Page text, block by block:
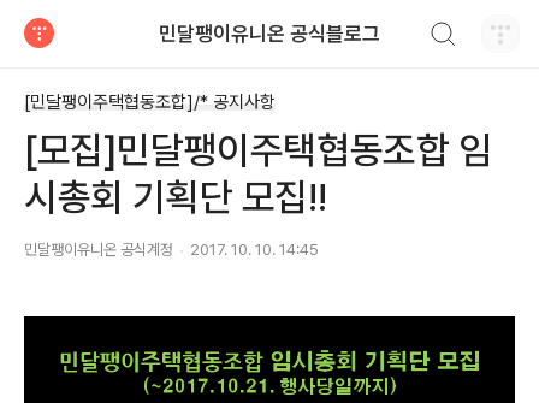
민달팽이유니온 공식블로그
[민달팽이주택협동조합]/* 공지사항
[모집]민달팽이주택협동조합 임
시총회 기획단 모집!!
민달팽이유니온 공식계정 2017. 10. 10. 14:45